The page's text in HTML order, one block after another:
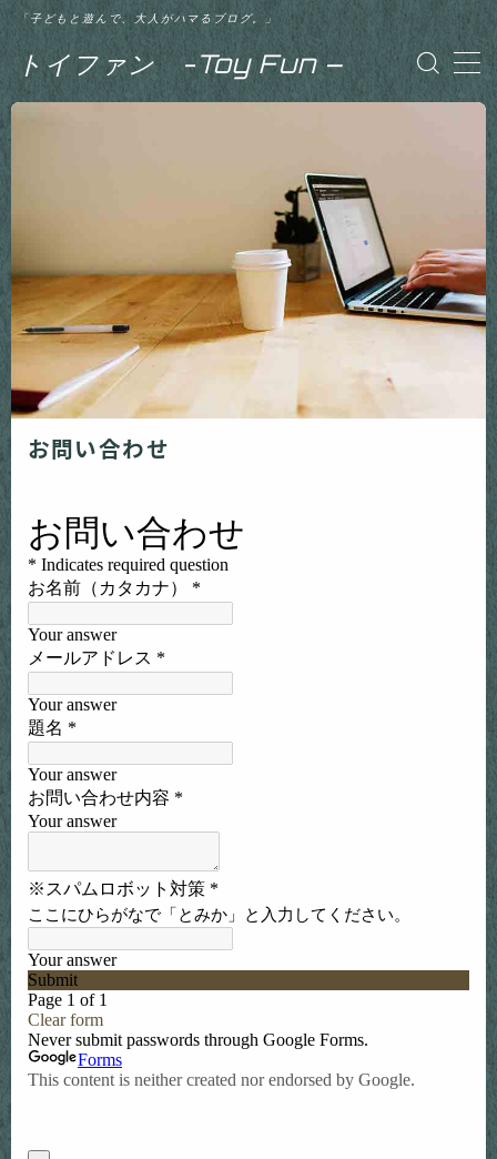
トイファン -Toy Fun –
「子どもと遊んで、大人がハマるブログ。」
MENU
【記事一覧】ベイブレード バースト 神（ゴッ
【記事一覧】ベイブレード バースト 超ゼツ
【記事一覧】ベイブレード バースト GT（ガ
チ）
【記事一覧】体験談
お問い合わせ
お問い合わせ